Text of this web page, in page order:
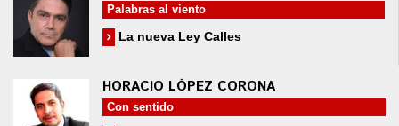
Palabras al viento
La nueva Ley Calles
HORACIO LÓPEZ CORONA
Con sentido